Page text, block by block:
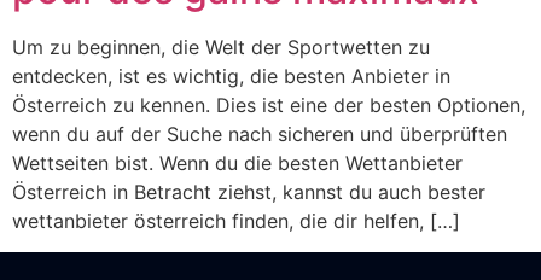
Um zu beginnen, die Welt der Sportwetten zu
entdecken, ist es wichtig, die besten Anbieter in
Österreich zu kennen. Dies ist eine der besten Optionen,
wenn du auf der Suche nach sicheren und überprüften
Wettseiten bist. Wenn du die besten Wettanbieter
Österreich in Betracht ziehst, kannst du auch bester
wettanbieter österreich finden, die dir helfen, […]